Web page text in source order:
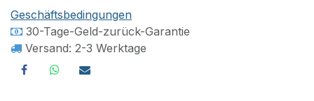
Geschäftsbedingungen
30-Tage-Geld-zurück-Garantie
Versand: 2-3 Werktage